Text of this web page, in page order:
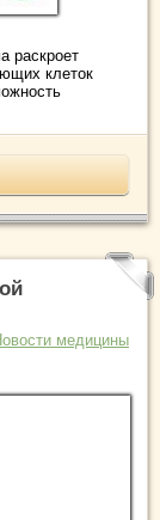
раскроет
клеток
медицины